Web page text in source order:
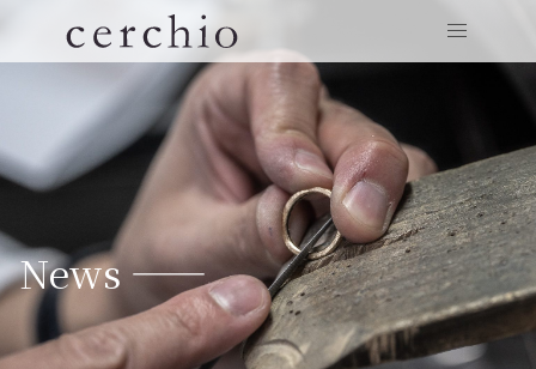
News ——